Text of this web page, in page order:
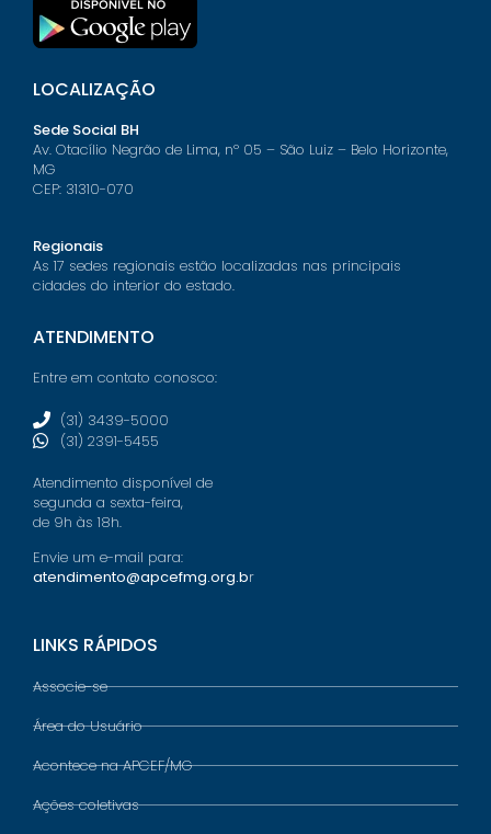
LOCALIZAÇÃO
Sede Social BH
Av. Otacílio Negrão de Lima, nº 05 – São Luiz – Belo Horizonte,
MG
CEP: 31310-070
Regionais
As 17 sedes regionais estão localizadas nas principais
cidades do interior do estado.
ATENDIMENTO
Entre em contato conosco:
(31) 3439-5000
(31) 2391-5455
Atendimento disponível de
segunda a sexta-feira,
de 9h às 18h.
Envie um e-mail para:
atendimento@apcefmg.org.br
LINKS RÁPIDOS
Associe-se
Área do Usuário
Acontece na APCEF/MG
Ações coletivas